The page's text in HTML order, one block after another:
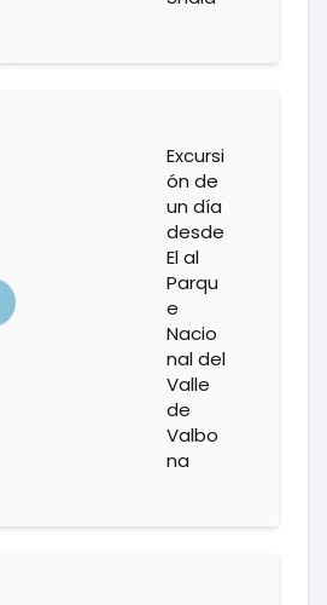
Excursi
ón de
un día
desde
El al
Parqu
e
Nacio
nal del
Valle
de
Valbo
na